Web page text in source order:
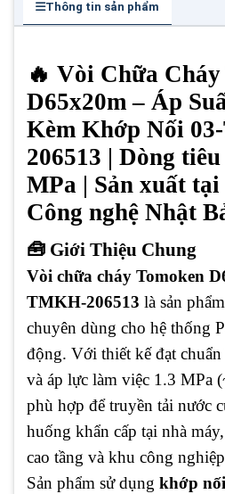
Thông tin sản phẩm
🔥 Vòi Chữa
D65x20m – Áp
Kèm Khớp Nối
206513 | Dòng
MPa | Sản xuất
Công nghệ Nhật
🧰 Giới Thiệu Chung
Vòi chữa cháy Tomoken
TMKH-206513 là sản
chuyên dùng cho hệ thống
động. Với thiết kế đạt
và áp lực làm việc 1.3 MPa
phù hợp để truyền tải nước
huống khẩn cấp tại nhà
cao tầng và khu công
Sản phẩm sử dụng khớp